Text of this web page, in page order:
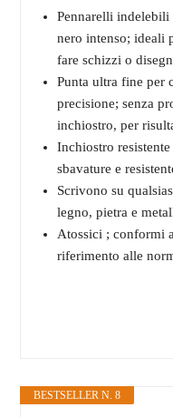
Pennarelli
nero intenso; ideali
fare schizzi o
Punta ultra fine per
precisione; senza
inchiostro, per
Inchiostro
sbavature e
Scrivono su
legno, pietra e
Atossici ; conformi
riferimento alle
BESTSELLER N. 8